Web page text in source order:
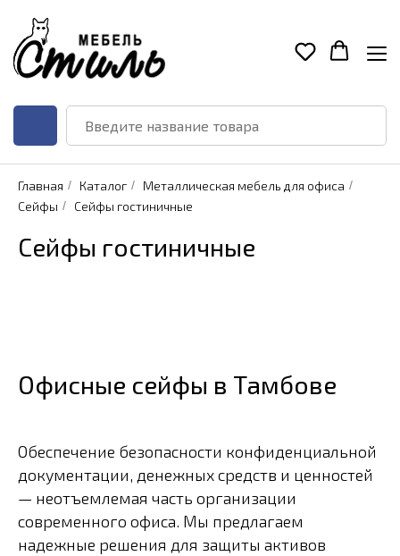
Главная / Каталог / Металлическая мебель для офиса /
Сейфы / Сейфы гостиничные
Сейфы гостиничные
Офисные сейфы в Тамбове
Обеспечение безопасности конфиденциальной
документации, денежных средств и ценностей
— неотъемлемая часть организации
современного офиса. Мы предлагаем
надежные решения для защиты активов